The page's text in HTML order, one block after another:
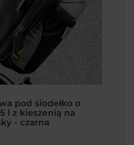
pod siodełko o
l z kieszenią na
- czarna